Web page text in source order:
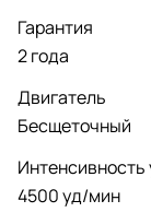
Гарантия
2 года
Двигатель
Бесщеточный
Интенсивность
4500 уд/мин